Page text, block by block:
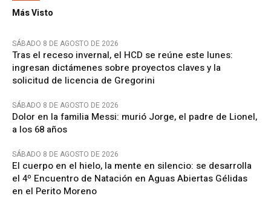
Más Visto
SÁBADO 8 DE AGOSTO DE 2026
Tras el receso invernal, el HCD se reúne este lunes:
ingresan dictámenes sobre proyectos claves y la
solicitud de licencia de Gregorini
SÁBADO 8 DE AGOSTO DE 2026
Dolor en la familia Messi: murió Jorge, el padre de Lionel,
a los 68 años
SÁBADO 8 DE AGOSTO DE 2026
El cuerpo en el hielo, la mente en silencio: se desarrolla
el 4º Encuentro de Natación en Aguas Abiertas Gélidas
en el Perito Moreno